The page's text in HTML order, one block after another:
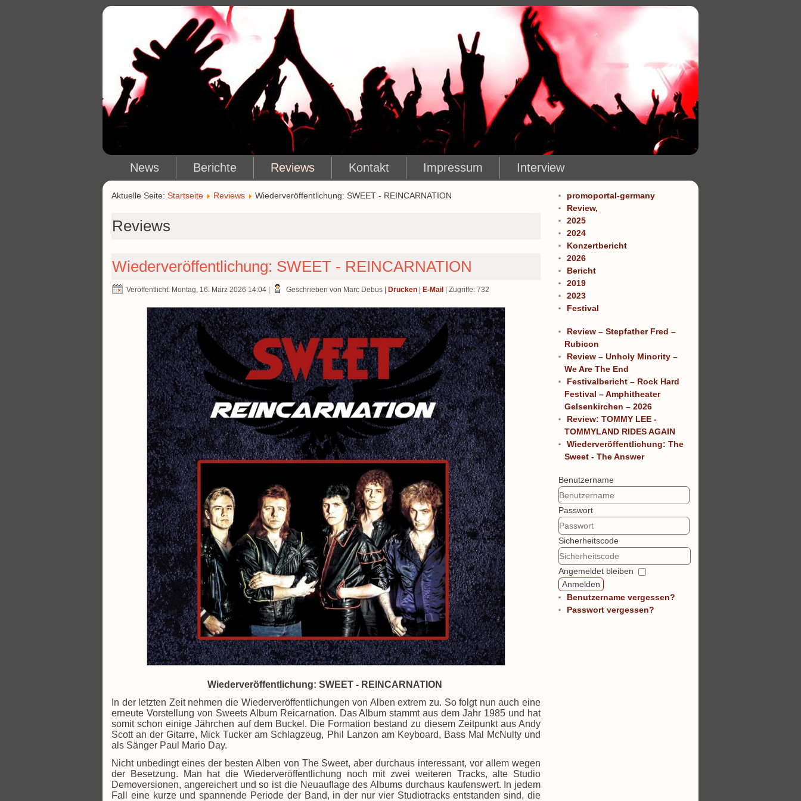
News Berichte Reviews Kontakt Impressum Interview
Aktuelle Seite: Startseite Reviews Wiederveröffentlichung: SWEET - REINCARNATION
Reviews
Wiederveröffentlichung: SWEET - REINCARNATION
Veröffentlicht: Montag, 16. März 2026 14:04 Geschrieben von Marc Debus Drucken E-Mail | Zugriffe: 732
Wiederveröffentlichung: SWEET - REINCARNATION
In der letzten Zeit nehmen die Wiederveröffentlichungen von Alben extrem zu. So folgt nun auch eine
erneute Vorstellung von Sweets Album Reicarnation. Das Album stammt aus dem Jahr 1985 und hat
somit schon einige Jährchen auf dem Buckel. Die Formation bestand zu diesem Zeitpunkt aus Andy
Scott an der Gitarre, Mick Tucker am Schlagzeug, Phil Lanzon am Keyboard, Bass Mal McNulty und
als Sänger Paul Mario Day.
Nicht unbedingt eines der besten Alben von The Sweet, aber durchaus interessant, vor allem wegen
der Besetzung. Man hat die Wiederveröffentlichung noch mit zwei weiteren Tracks, alte Studio
Demoversionen, angereichert und so ist die Neuauflage des Albums durchaus kaufenswert. In jedem
Fall eine kurze und spannende Periode der Band, in der nur vier Studiotracks entstanden sind, die
promoportal-germany
Review,
2025
2024
Konzertbericht
2026
Bericht
2019
2023
Festival
Review – Stepfather Fred –
Rubicon
Review – Unholy Minority –
We Are The End
Festivalbericht – Rock Hard
Festival – Amphitheater
Gelsenkirchen – 2026
Review: TOMMY LEE -
TOMMYLAND RIDES AGAIN
Wiederveröffentlichung: The
Sweet - The Answer
Benutzername
Passwort
Sicherheitscode
Angemeldet bleiben
Anmelden
Benutzername vergessen?
Passwort vergessen?